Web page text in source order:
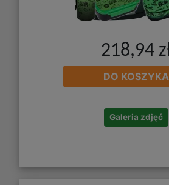
218,94
DO KOSZYKA
Galeria zdjęć